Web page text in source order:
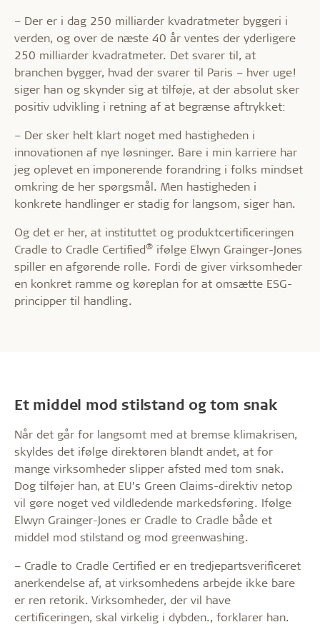
– Der er i dag 250 milliarder kvadratmeter byggeri i
verden, og over de næste 40 år ventes der yderligere
250 milliarder kvadratmeter. Det svarer til, at
branchen bygger, hvad der svarer til Paris – hver uge!
siger han og skynder sig at tilføje, at der absolut sker
positiv udvikling i retning af at begrænse aftrykket:
– Der sker helt klart noget med hastigheden i
innovationen af nye løsninger. Bare i min karriere har
jeg oplevet en imponerende forandring i folks mindset
omkring de her spørgsmål. Men hastigheden i
konkrete handlinger er stadig for langsom, siger han.
Og det er her, at instituttet og produktcertificeringen
Cradle to Cradle Certified® ifølge Elwyn Grainger-Jones
spiller en afgørende rolle. Fordi de giver virksomheder
en konkret ramme og køreplan for at omsætte ESG-
principper til handling.
Et middel mod stilstand og tom snak
Når det går for langsomt med at bremse klimakrisen,
skyldes det ifølge direktøren blandt andet, at for
mange virksomheder slipper afsted med tom snak.
Dog tilføjer han, at EU’s Green Claims-direktiv netop
vil gøre noget ved vildledende markedsføring. Ifølge
Elwyn Grainger-Jones er Cradle to Cradle både et
middel mod stilstand og mod greenwashing.
– Cradle to Cradle Certified er en tredjepartsverificeret
anerkendelse af, at virksomhedens arbejde ikke bare
er ren retorik. Virksomheder, der vil have
certificeringen, skal virkelig i dybden., forklarer han.